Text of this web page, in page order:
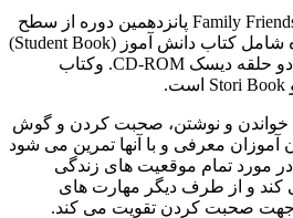
است. این دوره شامل کتاب دانش آموز (Student Book)
کتاب تمرین (Work Book)و دو حلقه دیسک CD-ROM. وکتاب
اصلی خواندن و نوشتن، صحبت کردن و گوش
معرفی و با آنها تمرین می شود
مورد تمام موقعیت های زندگی
کند و از طرف دیگر مهارت های
صحبت کردن تقویت می کند.